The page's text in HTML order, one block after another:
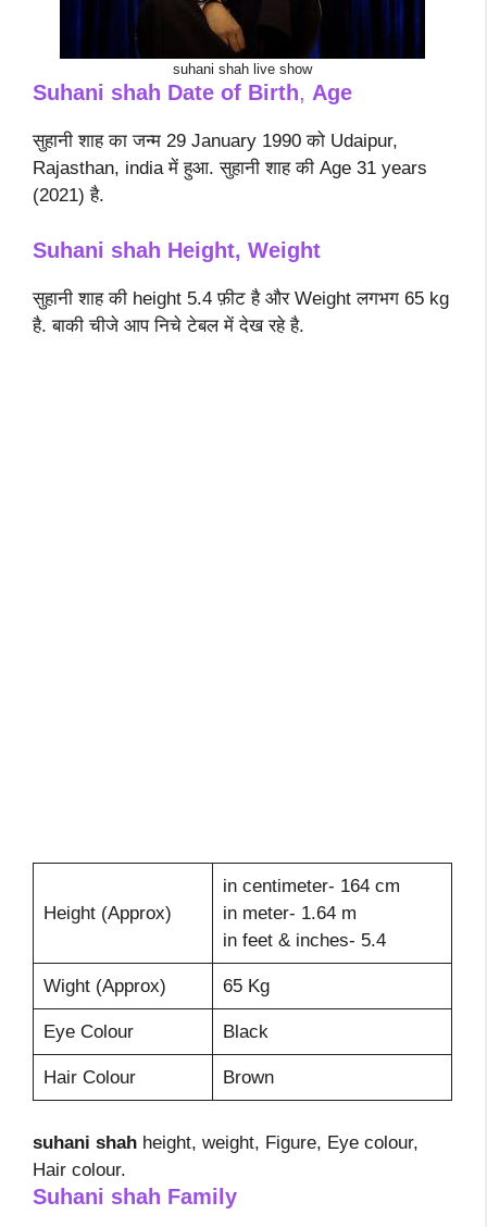
suhani shah live show
Suhani shah Date of Birth, Age
सुहानी शाह का जन्म 29 January 1990 को Udaipur,
Rajasthan, india में हुआ. सुहानी शाह की Age 31 years
(2021) है.
Suhani shah Height, Weight
सुहानी शाह की height 5.4 फ़ीट है और Weight लगभग 65 kg
है. बाकी चीजे आप निचे टेबल में देख रहे है.
Height (Approx)
in centimeter- 164 cm
in meter- 1.64 m
in feet & inches- 5.4
Wight (Approx) 65 Kg
Eye Colour Black
Hair Colour Brown
suhani shah height, weight, Figure, Eye colour,
Hair colour.
Suhani shah Family